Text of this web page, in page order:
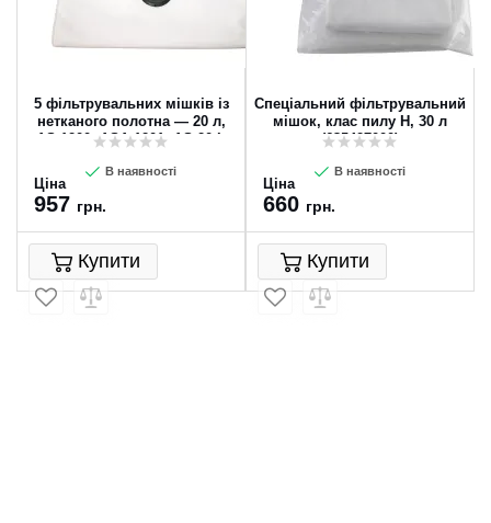
5 фільтрувальних мішків із
нетканого полотна — 20 л,
AS 1200, ASA 1201, AS 20 L
В наявності
Ціна
957 грн.
Купити
Спеціальний фільтрувальний
мішок, клас пилу H, 30 л
(635427000)
В наявності
Ціна
660 грн.
Купити